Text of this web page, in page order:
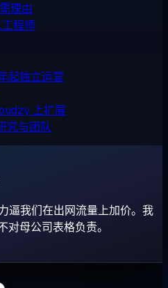
理由
程师
起独立运营
上扩展
究与团队
逼我们在出网流量上加价。我
母公司表格负责。